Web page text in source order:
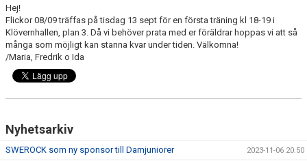
DOKUMENT
Hej!
Flickor 08/09 träffas på tisdag 13 sept för en första träning kl 18-19 i
Klövernhallen, plan 3. Då vi behöver prata med er föräldrar hoppas vi att så
många som möjligt kan stanna kvar under tiden. Välkomna!
/Maria, Fredrik o Ida
Nyhetsarkiv
SWEROCK som ny sponsor till Damjuniorer 2023-11-06 20:50